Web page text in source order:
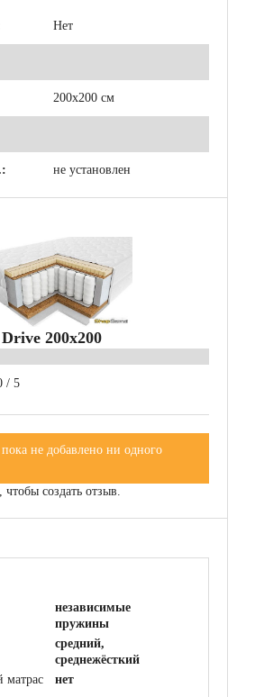
Нет
200x200 см
не установлен
200x200
/ 5
не добавлено ни одного
чтобы создать отзыв.
независимые
пружины
средний,
среднежёсткий
матрас
нет